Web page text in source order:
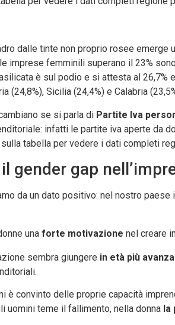
dalle tinte non proprio rosee emerge
imprese femminili superano il 23%
è sul podio e si attesta al 26,7%
(24,8%), Sicilia (24,4%) e Calabria
se si parla di Partite Iva
infatti le partite iva aperte da
sulla tabella per vedere i dati completi
gender gap
da un dato positivo: nel nostro paese
una forte motivazione nel creare
sembra giungere in età più
è convinto delle proprie capacità
uomini teme il fallimento, nella donna